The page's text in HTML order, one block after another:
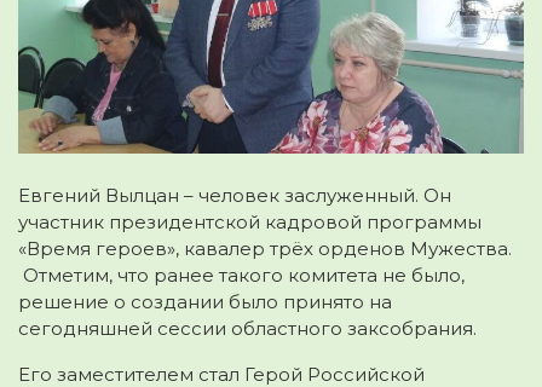
Евгений Вылцан – человек заслуженный. Он
участник президентской кадровой программы
«Время героев», кавалер трёх орденов Мужества.
Отметим, что ранее такого комитета не было,
решение о создании было принято на
сегодняшней сессии областного заксобрания.
Его заместителем стал Герой Российской